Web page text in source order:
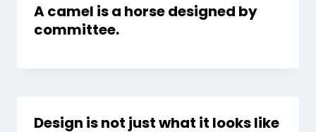
A camel is a horse designed by
committee.
Design is not just what it looks like